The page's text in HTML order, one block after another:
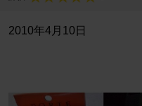
2010年4月10日